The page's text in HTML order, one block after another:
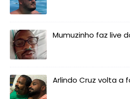
Mumuzinho faz live
Arlindo Cruz volta a